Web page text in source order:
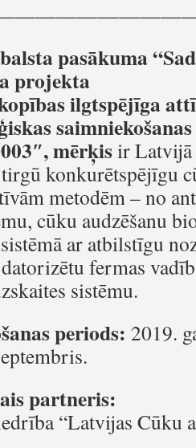
pasākuma
projekta
ilgtspējīga
mērķisir
konkurētspējīgu
metodēm – no
cūku audzēšanu
ar atbilstīgu
fermas
sistēmu.
periods: 2019.
partneris:
“Latvijas Cūku